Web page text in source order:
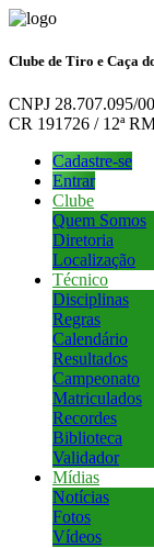
Clube de Tiro e Caça
CNPJ 28.707.095/
CR 191726 / 12ª
Cadastre-se
Entrar
Clube
Quem Somos
Diretoria
Localização
Técnico
Disciplinas
Regras
Calendário
Resultados
Campeonato
Matriculados
Recordes
Biblioteca
Validador
Mídias
Notícias
Fotos
Vídeos